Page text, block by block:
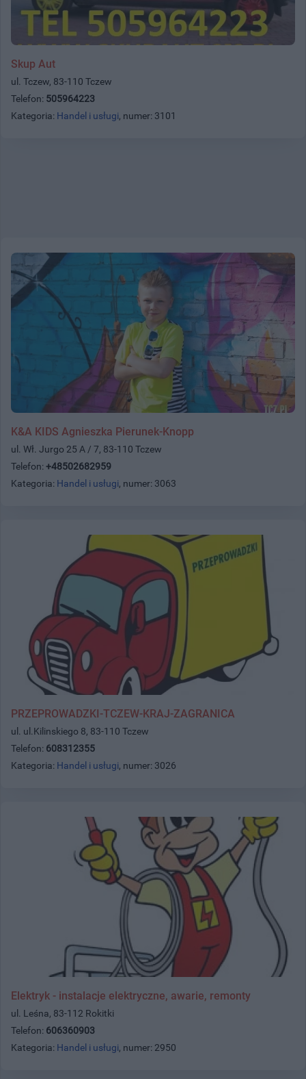
Skup Aut
ul. Tczew, 83-110 Tczew
Telefon: 505964223
Kategoria: Handel i usługi, numer: 3101
K&A KIDS Agnieszka Pierunek-Knopp
ul. Wł. Jurgo 25 A / 7, 83-110 Tczew
Telefon: +48502682959
Kategoria: Handel i usługi, numer: 3063
PRZEPROWADZKI-TCZEW-KRAJ-ZAGRANICA
ul. ul.Kilinskiego 8, 83-110 Tczew
Telefon: 608312355
Kategoria: Handel i usługi, numer: 3026
Elektryk - instalacje elektryczne, awarie, remonty
ul. Leśna, 83-112 Rokitki
Telefon: 606360903
Kategoria: Handel i usługi, numer: 2950